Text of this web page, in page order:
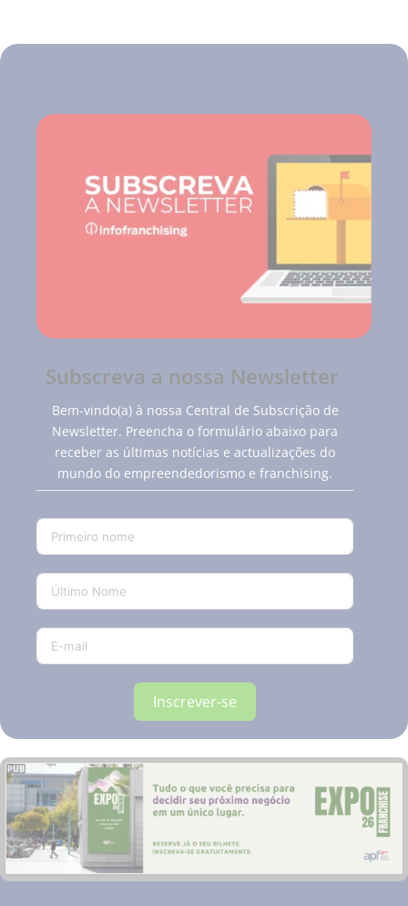
Subscreva a nossa Newsletter
Bem-vindo(a) à nossa Central de Subscrição de
Newsletter. Preencha o formulário abaixo para
receber as últimas notícias e actualizações do
mundo do empreendedorismo e franchising.
Inscrever-se
PUB